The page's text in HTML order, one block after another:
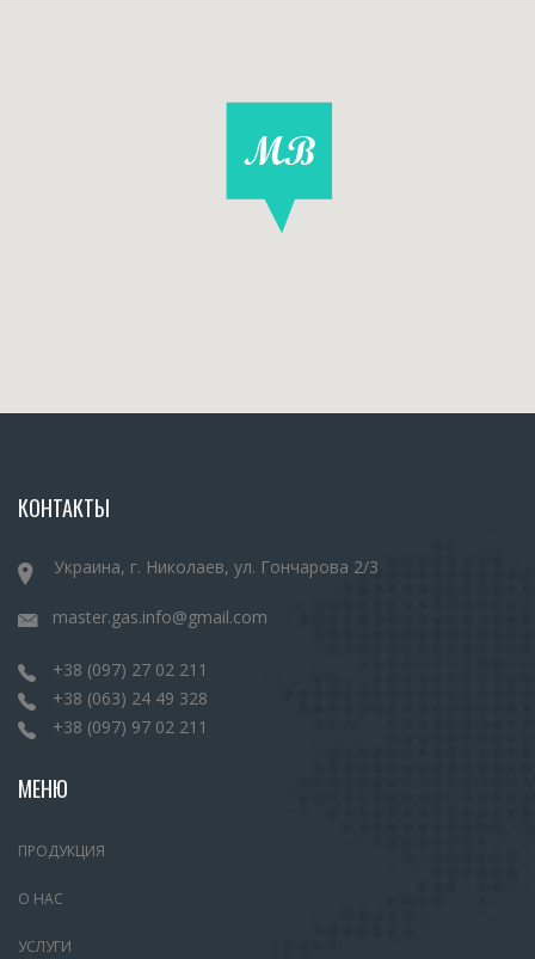
УСТАНОВКА ЦИЛИНДРИЧЕСКОГО БАЛЛОНА В
БАГАЖНОМ ОТДЕЛЕНИИ
УСТАНОВКА ЭЛЕКТРОННЫХ КОМПЛЕКТУЮЩИХ ГБО
В ПОДКАПОТНОЙ ЧАСТИ АВТОМОБИЛЯ
УСТАНОВКА ГБО НА ЗИЛ
КОНТАКТЫ
Украина, г. Николаев, ул. Гончарова 2/3
master.gas.info@gmail.com
+38 (097) 27 02 211
+38 (063) 24 49 328
+38 (097) 97 02 211
МЕНЮ
ПРОДУКЦИЯ
О НАС
УСЛУГИ